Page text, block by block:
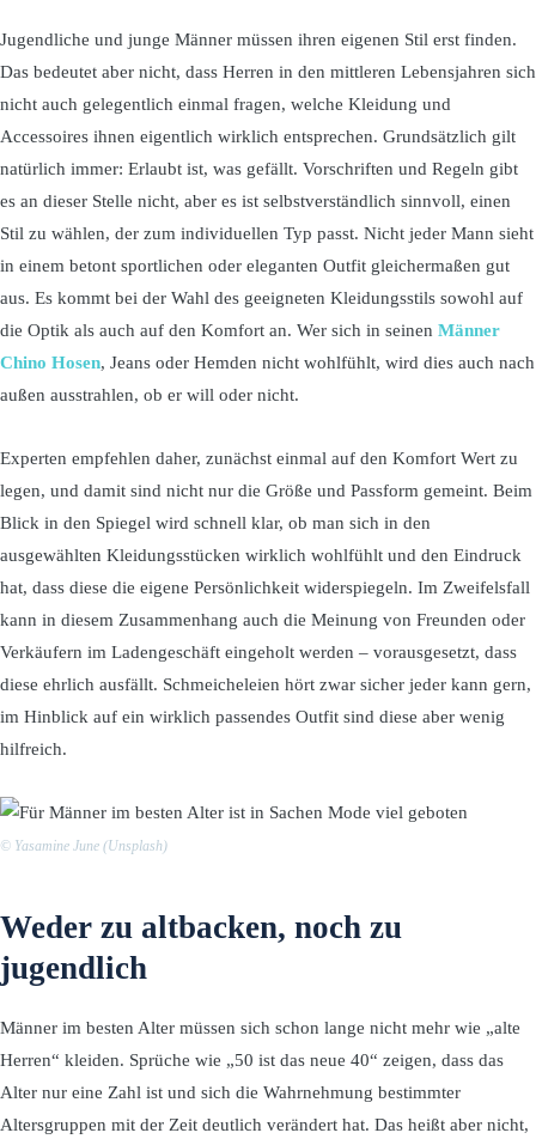
Jugendliche und junge Männer müssen ihren eigenen Stil erst finden.
Das bedeutet aber nicht, dass Herren in den mittleren Lebensjahren sich
nicht auch gelegentlich einmal fragen, welche Kleidung und
Accessoires ihnen eigentlich wirklich entsprechen. Grundsätzlich gilt
natürlich immer: Erlaubt ist, was gefällt. Vorschriften und Regeln gibt
es an dieser Stelle nicht, aber es ist selbstverständlich sinnvoll, einen
Stil zu wählen, der zum individuellen Typ passt. Nicht jeder Mann sieht
in einem betont sportlichen oder eleganten Outfit gleichermaßen gut
aus. Es kommt bei der Wahl des geeigneten Kleidungsstils sowohl auf
die Optik als auch auf den Komfort an. Wer sich in seinen Männer
Chino Hosen, Jeans oder Hemden nicht wohlfühlt, wird dies auch nach
außen ausstrahlen, ob er will oder nicht.
Experten empfehlen daher, zunächst einmal auf den Komfort Wert zu
legen, und damit sind nicht nur die Größe und Passform gemeint. Beim
Blick in den Spiegel wird schnell klar, ob man sich in den
ausgewählten Kleidungsstücken wirklich wohlfühlt und den Eindruck
hat, dass diese die eigene Persönlichkeit widerspiegeln. Im Zweifelsfall
kann in diesem Zusammenhang auch die Meinung von Freunden oder
Verkäufern im Ladengeschäft eingeholt werden – vorausgesetzt, dass
diese ehrlich ausfällt. Schmeicheleien hört zwar sicher jeder kann gern,
im Hinblick auf ein wirklich passendes Outfit sind diese aber wenig
hilfreich.
© Yasamine June (Unsplash)
Weder zu altbacken, noch zu
jugendlich
Männer im besten Alter müssen sich schon lange nicht mehr wie „alte
Herren“ kleiden. Sprüche wie „50 ist das neue 40“ zeigen, dass das
Alter nur eine Zahl ist und sich die Wahrnehmung bestimmter
Altersgruppen mit der Zeit deutlich verändert hat. Das heißt aber nicht,